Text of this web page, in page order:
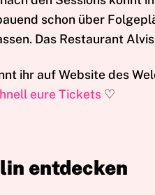
schon über
Das Restaurant
ihr auf Website des
eure Tickets ♡
entdecken